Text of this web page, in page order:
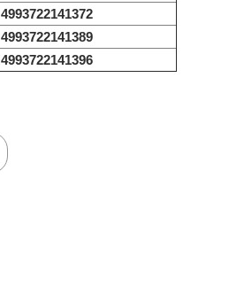
4993722141372
4993722141389
4993722141396